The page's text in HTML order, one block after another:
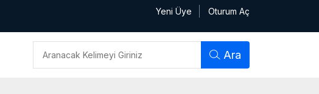
Yeni Üye Oturum Aç
Ara